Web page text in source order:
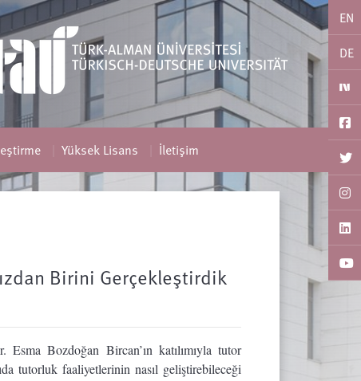
EN
DE
Yüksek Lisans İletişim
Birini Gerçekleştirdik
Bozdoğan Bircan’ın katılımıyla tutor
tutorluk faaliyetlerinin nasıl geliştirebileceği